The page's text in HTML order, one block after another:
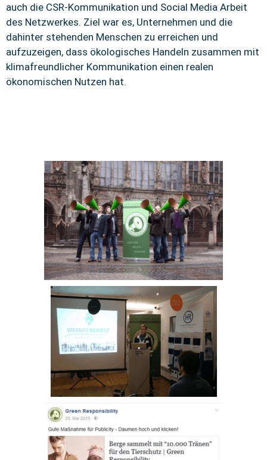
auch die CSR-Kommunikation und Social Media Arbeit
des Netzwerkes. Ziel war es, Unternehmen und die
dahinter stehenden Menschen zu erreichen und
aufzuzeigen, dass ökologisches Handeln zusammen mit
klimafreundlicher Kommunikation einen realen
ökonomischen Nutzen hat.